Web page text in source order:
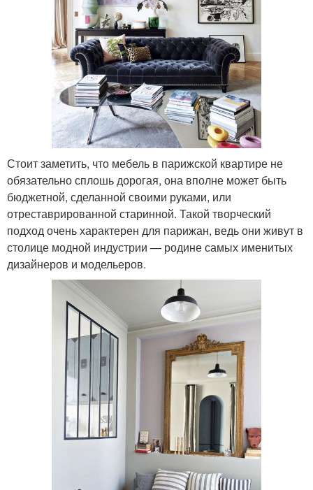
Стоит заметить, что мебель в парижской квартире не
обязательно сплошь дорогая, она вполне может быть
бюджетной, сделанной своими руками, или
отреставрированной старинной. Такой творческий
подход очень характерен для парижан, ведь они живут в
столице модной индустрии — родине самых именитых
дизайнеров и модельеров.